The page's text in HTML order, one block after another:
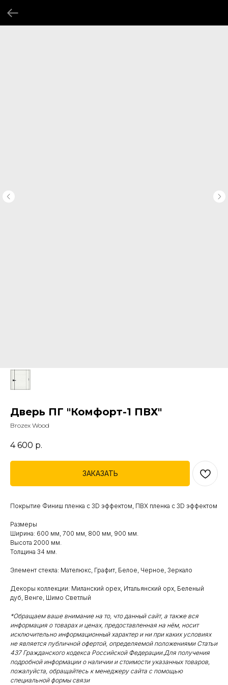
Дверь ПГ "Комфорт-1 ПВХ"
Brozex Wood
4 600 р.
ЗАКАЗАТЬ
Покрытие Финиш пленка с 3D эффектом, ПВХ пленка с 3D эффектом
Размеры
Ширина: 600 мм, 700 мм, 800 мм, 900 мм.
Высота 2000 мм.
Толщина 34 мм.
Элемент стекла: Мателюкс, Графит, Белое, Черное, Зеркало
Декоры коллекции: Миланский орех, Итальянский орх, Беленый
дуб, Венге, Шимо Светлый
*Обращаем ваше внимание на то, что данный сайт, а также вся
информация о товарах и ценах, предоставленная на нём, носит
исключительно информационный характер и ни при каких условиях
не является публичной офертой, определяемой положениями Статьи
437 Гражданского кодекса Российской Федерации.Для получения
подробной информации о наличии и стоимости указанных товаров,
пожалуйста, обращайтесь к менеджеру сайта с помощью
специальной формы связи